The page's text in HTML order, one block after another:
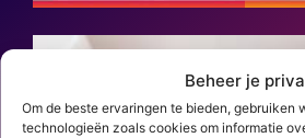
Beheer je
Om de beste ervaringen te bieden, gebruiken
technologieën zoals cookies om informatie